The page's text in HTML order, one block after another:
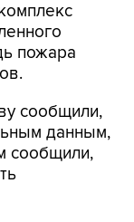
пожара
сообщили,
данным,
сообщили,